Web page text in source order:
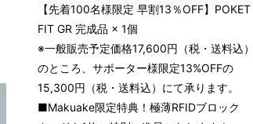
【先着100名様限定 早割13％OFF】POKET
FIT GR 完成品 × 1個
※一般販売予定価格17,600円（税・送料込）
のところ、サポーター様限定13%OFFの
15,300円（税・送料込）にて承ります。
■Makuake限定特典！極薄RFIDブロック